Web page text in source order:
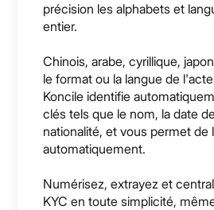
précision les alphabets et
entier.
Chinois, arabe, cyrillique,
le format ou la langue de
Koncile identifie
clés tels que le nom, la date
nationalité, et vous permet de
automatiquement.
Numérisez, extrayez et
KYC en toute simplicité,